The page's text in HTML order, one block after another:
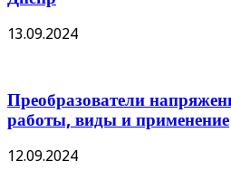
13.09.2024
Преобразователи
работы, виды и применение
12.09.2024